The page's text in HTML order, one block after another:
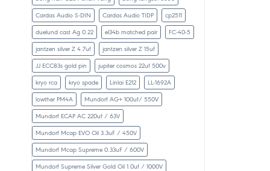
Cardas Audio S-DIN Cardas Audio TIDP cp2511
duelund cast Ag 0.22 el34b matched pair FC-40-5
jantzen silver Z 4.7uf jantzen silver Z 15uf
JJ ECC83s gold pin jupiter cosmos 22uf 500v
kryo rca kryo spade Linlai E212 LL-1692A
lowther PM4A Mundorf AG+ 100uf/ 550V
Mundorf ECAP AC 220uf / 63V
Mundorf Mcap EVO Oil 3.3uF / 450V
Mundorf Mcap Supreme 0.33uF / 600V
Mundorf Supreme Silver Gold Oil 1.0uf / 1000V